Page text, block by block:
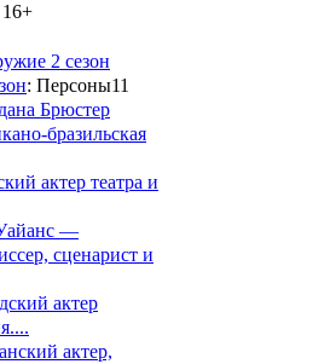
16+
2 сезон
: Персоны11
Брюстер
бразильская
актер театра и
—
сценарист и
актер
актер,